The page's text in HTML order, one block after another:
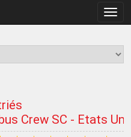
la
Crew SC - Etats